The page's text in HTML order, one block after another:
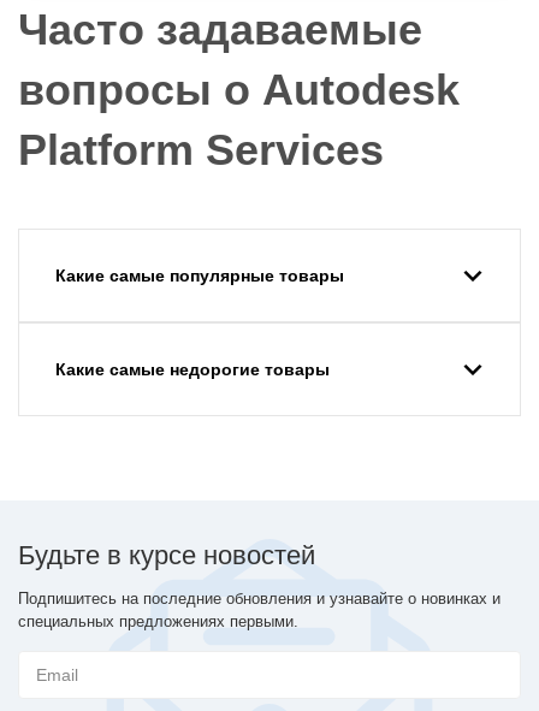
Часто задаваемые
вопросы о Autodesk
Platform Services
Какие самые популярные товары
Какие самые недорогие товары
Будьте в курсе новостей
Подпишитесь на последние обновления и узнавайте о новинках и
специальных предложениях первыми.